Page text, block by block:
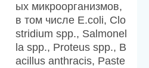
ых микроорганизмов,
в том числе E.coli, Clo
stridium spp., Salmonel
la spp., Proteus spp., B
acillus anthracis, Paste